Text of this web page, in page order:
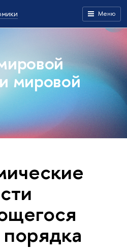
Меню
мировой